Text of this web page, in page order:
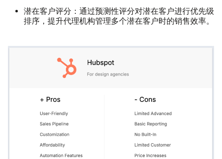
潜在客户评分： 通过预测性评分对潜在客户进行优先级
排序，提升代理机构管理多个潜在客户时的销售效率。